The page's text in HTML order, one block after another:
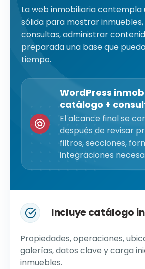
La web inmobiliaria
sólida para mostrar
consultas, administrar
preparada una base que
tiempo.
WordPress
catálogo +
El alcance final se
después de revisar
filtros, secciones,
integraciones
Incluye catálogo
Propiedades, operaciones,
galerías, datos clave y carga
inmuebles.